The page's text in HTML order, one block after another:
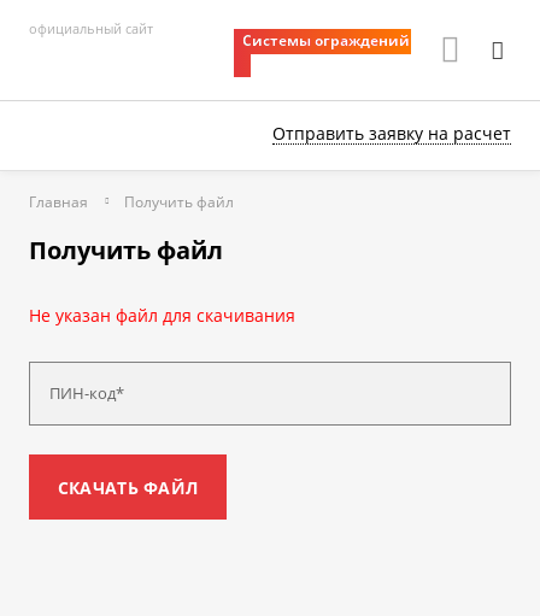
официальный сайт
Системы ограждений
Отправить заявку на расчет
Главная Получить файл
Получить файл
Не указан файл для скачивания
ПИН-код*
СКАЧАТЬ ФАЙЛ